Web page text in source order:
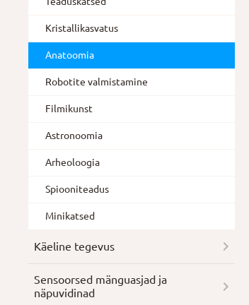
Kristallikasvatus
Anatoomia
Robotite valmistamine
Filmikunst
Astronoomia
Arheoloogia
Spiooniteadus
Minikatsed
Käeline tegevus
Sensoorsed mänguasjad ja
näpuvidinad